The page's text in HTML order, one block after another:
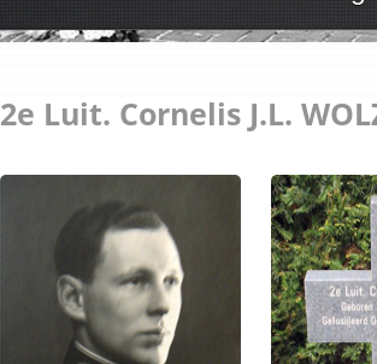
2e Luit. Cornelis J.L.